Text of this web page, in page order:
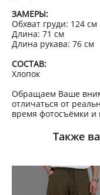
ЗАМЕРЫ:
Обхват груди: 124 см
Длина: 71 см
Длина рукава: 76 см
СОСТАВ:
Хлопок
Обращаем Ваше
отличаться от
время фотосъёмки и
Также